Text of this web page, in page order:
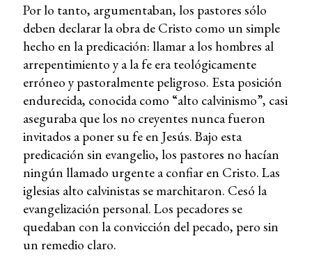
Por lo tanto, argumentaban, los pastores sólo
deben declarar la obra de Cristo como un simple
hecho en la predicación: llamar a los hombres al
arrepentimiento y a la fe era teológicamente
erróneo y pastoralmente peligroso. Esta posición
endurecida, conocida como “alto calvinismo”, casi
aseguraba que los no creyentes nunca fueron
invitados a poner su fe en Jesús. Bajo esta
predicación sin evangelio, los pastores no hacían
ningún llamado urgente a confiar en Cristo. Las
iglesias alto calvinistas se marchitaron. Cesó la
evangelización personal. Los pecadores se
quedaban con la convicción del pecado, pero sin
un remedio claro.